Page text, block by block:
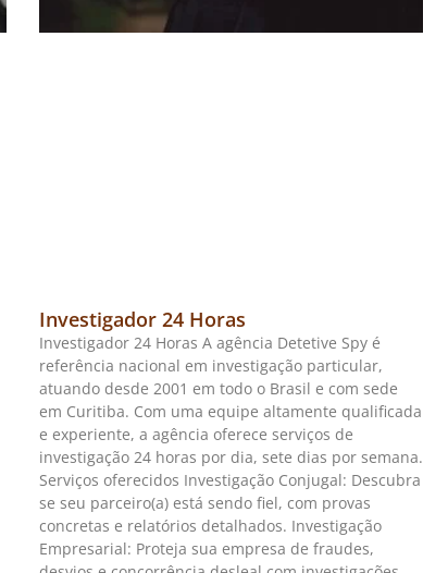
Investigador 24 Horas
Investigador 24 Horas A agência Detetive Spy é
referência nacional em investigação particular,
atuando desde 2001 em todo o Brasil e com sede
em Curitiba. Com uma equipe altamente qualificada
e experiente, a agência oferece serviços de
investigação 24 horas por dia, sete dias por semana.
Serviços oferecidos Investigação Conjugal: Descubra
se seu parceiro(a) está sendo fiel, com provas
concretas e relatórios detalhados. Investigação
Empresarial: Proteja sua empresa de fraudes,